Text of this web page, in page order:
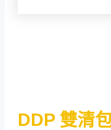
DDP 雙清